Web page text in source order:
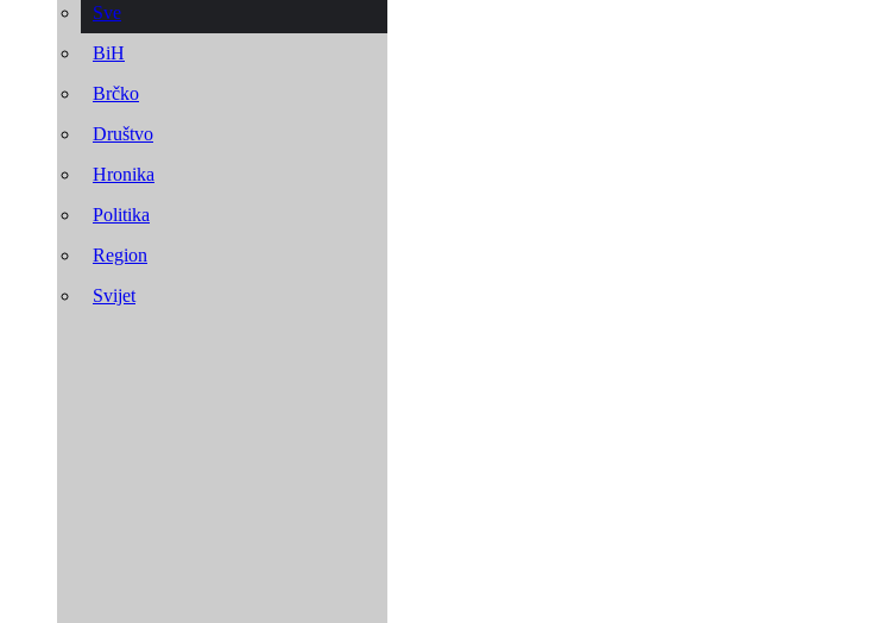
Sve
BiH
Brčko
Društvo
Hronika
Politika
Region
Svijet